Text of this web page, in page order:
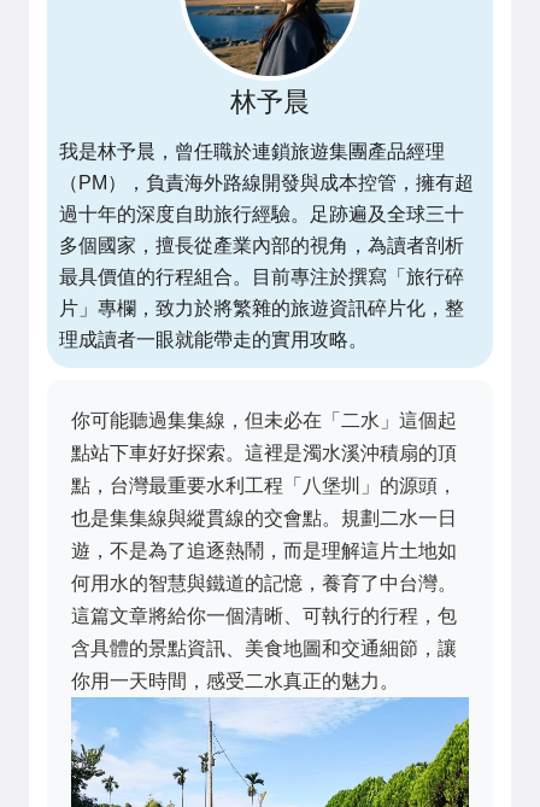
林予晨
我是林予晨，曾任職於連鎖旅遊集團產品經理
（PM），負責海外路線開發與成本控管，擁有超
過十年的深度自助旅行經驗。足跡遍及全球三十
多個國家，擅長從產業內部的視角，為讀者剖析
最具價值的行程組合。目前專注於撰寫「旅行碎
片」專欄，致力於將繁雜的旅遊資訊碎片化，整
理成讀者一眼就能帶走的實用攻略。
你可能聽過集集線，但未必在「二水」這個起
點站下車好好探索。這裡是濁水溪沖積扇的頂
點，台灣最重要水利工程「八堡圳」的源頭，
也是集集線與縱貫線的交會點。規劃二水一日
遊，不是為了追逐熱鬧，而是理解這片土地如
何用水的智慧與鐵道的記憶，養育了中台灣。
這篇文章將給你一個清晰、可執行的行程，包
含具體的景點資訊、美食地圖和交通細節，讓
你用一天時間，感受二水真正的魅力。